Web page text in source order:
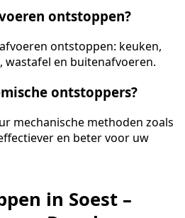
ontstoppen?
ontstoppen: keuken,
wastafel en buitenafvoeren.
ontstoppers?
mechanische methoden zoals
en beter voor uw
in Soest –